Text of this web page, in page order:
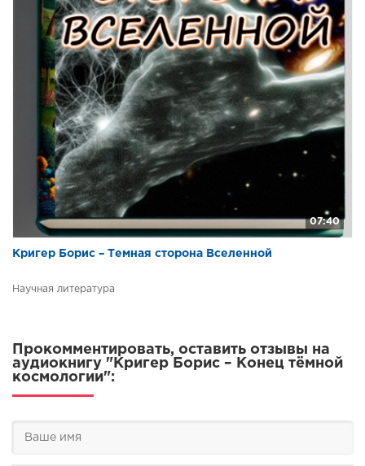
07:40
Кригер Борис – Темная сторона Вселенной
Научная литература
Прокомментировать, оставить отзывы на
аудиокнигу "Кригер Борис – Конец тёмной
космологии":